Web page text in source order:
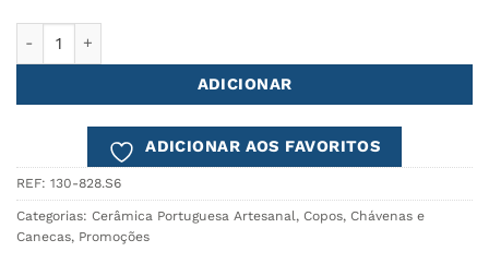
ADICIONAR
ADICIONAR AOS FAVORITOS
REF: 130-828.S6
Categorias: Cerâmica Portuguesa Artesanal , Copos, Chávenas e
Canecas, Promoções